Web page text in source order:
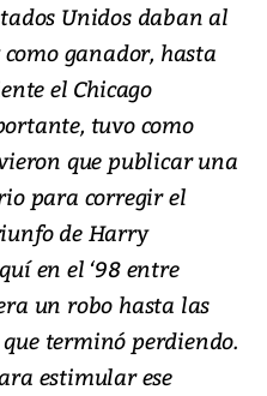
Unidos daban al
ganador, hasta
el Chicago
tuvo como
que publicar una
para corregir el
de Harry
en el ‘98 entre
un robo hasta las
terminó perdiendo.
estimular ese